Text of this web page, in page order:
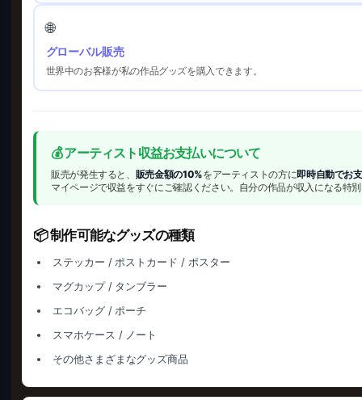
🌐
グローバル販売
世界中のお客様が私の作品グッズを購入できます。
💰 アーティスト収益お支払いについて
販売が発生すると、 販売金額の10%をアーティストの方に即時自動でお
マイページで収益をすぐにご確認ください。自分の作品が収入になる特
📦 制作可能なグッズの種類
ステッカー / ポストカード / ポスター
マグカップ / タンブラー
エコバッグ / ポーチ
スマホケース / ノート
その他さまざまなグッズ商品